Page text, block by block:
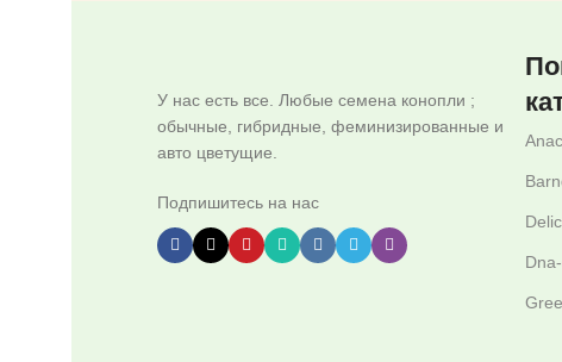
У нас есть все. Любые семена конопли ;
обычные, гибридные, феминизированные и
авто цветущие.
Подпишитесь на нас